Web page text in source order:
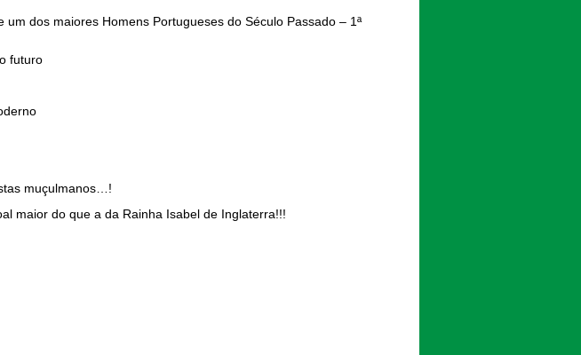
dos maiores Homens Portugueses do Século Passado – 1ª
futuro
muçulmanos…!
maior do que a da Rainha Isabel de Inglaterra!!!